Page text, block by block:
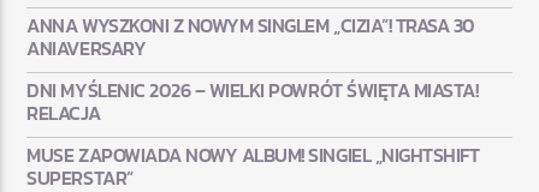
ANNA WYSZKONI Z NOWYM SINGLEM „CIZIA”! TRASA 30
ANIAVERSARY
DNI MYŚLENIC 2026 – WIELKI POWRÓT ŚWIĘTA MIASTA!
RELACJA
MUSE ZAPOWIADA NOWY ALBUM! SINGIEL „NIGHTSHIFT
SUPERSTAR”